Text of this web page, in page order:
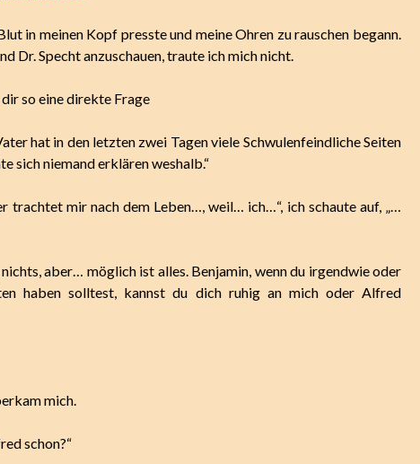
in meinen Kopf presste und meine Ohren zu rauschen begann.
Dr. Specht anzuschauen, traute ich mich nicht.
so eine direkte Frage
hat in den letzten zwei Tagen viele Schwulenfeindliche Seiten
sich niemand erklären weshalb.“
trachtet mir nach dem Leben…, weil… ich…“, ich schaute auf, „…
aber… möglich ist alles. Benjamin, wenn du irgendwie oder
haben solltest, kannst du dich ruhig an mich oder Alfred
mich.
schon?“